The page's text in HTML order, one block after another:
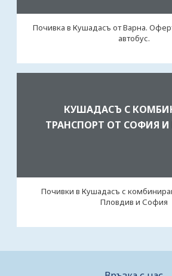
Почивка в Кушадасъ от Варна.
автобус.
КУШАДАСЪ С
ТРАНСПОРТ ОТ СОФИЯ
Почивки в Кушадасъ с
Пловдив и София